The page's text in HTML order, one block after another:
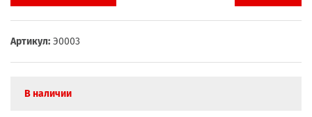
Артикул: Э0003
В наличии